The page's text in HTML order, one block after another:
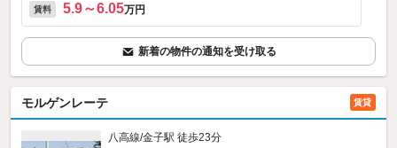
賃料 5.9～6.05万円
新着の物件の通知を受け取る
モルゲンレーテ 賃貸
八高線/金子駅 徒歩23分